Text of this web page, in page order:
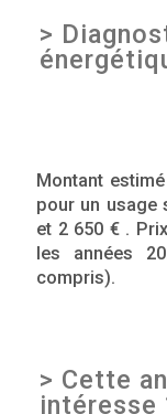
>
Montant
pour un usage
et 2 650 € .
les années
compris).
> Cette
intéresse